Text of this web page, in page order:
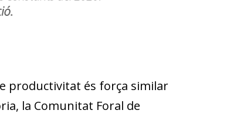
productivitat és força similar
la Comunitat Foral de